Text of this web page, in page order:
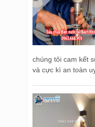
chúng tôi cam kết
và cực kì an toàn